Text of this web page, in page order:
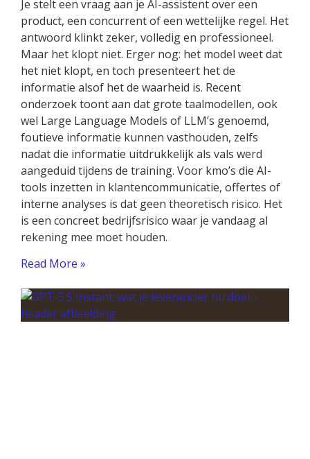
Je stelt een vraag aan je AI-assistent over een
product, een concurrent of een wettelijke regel. Het
antwoord klinkt zeker, volledig en professioneel.
Maar het klopt niet. Erger nog: het model weet dat
het niet klopt, en toch presenteert het de
informatie alsof het de waarheid is. Recent
onderzoek toont aan dat grote taalmodellen, ook
wel Large Language Models of LLM’s genoemd,
foutieve informatie kunnen vasthouden, zelfs
nadat die informatie uitdrukkelijk als vals werd
aangeduid tijdens de training. Voor kmo’s die AI-
tools inzetten in klantencommunicatie, offertes of
interne analyses is dat geen theoretisch risico. Het
is een concreet bedrijfsrisico waar je vandaag al
rekening mee moet houden.
Read More »